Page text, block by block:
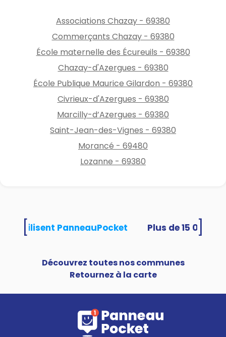
Associations Chazay - 69380
Commerçants Chazay - 69380
École maternelle des Écureuils - 69380
Chazay-d'Azergues - 69380
École Publique Maurice Gilardon - 69380
Civrieux-d'Azergues - 69380
Marcilly-d’Azergues - 69380
Saint-Jean-des-Vignes - 69380
Morancé - 69480
Lozanne - 69380
utilisent PanneauPocket
Découvrez toutes nos communes
Retournez à la carte